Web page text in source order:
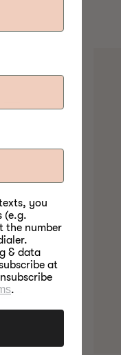
you
(e.g.
the number
& data
at
.